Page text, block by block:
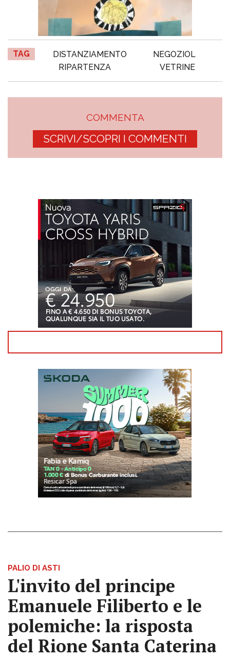
TAG DISTANZIAMENTO
NEGOZIOL
RIPARTENZA
VETRINE
COMMENTA
SCRIVI/SCOPRI I COMMENTI
PALIO DI ASTI
L'invito del principe
Emanuele Filiberto e le
polemiche: la risposta
del Rione Santa Caterina